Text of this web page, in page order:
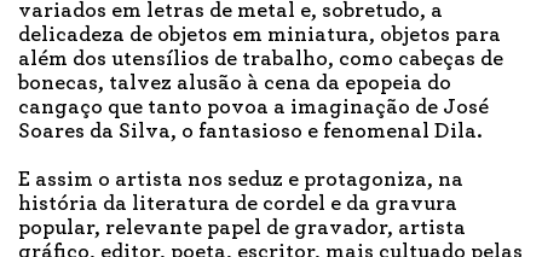
variados em letras de metal e, sobretudo, a
delicadeza de objetos em miniatura, objetos para
além dos utensílios de trabalho, como cabeças de
bonecas, talvez alusão à cena da epopeia do
cangaço que tanto povoa a imaginação de José
Soares da Silva, o fantasioso e fenomenal Dila.
E assim o artista nos seduz e protagoniza, na
história da literatura de cordel e da gravura
popular, relevante papel de gravador, artista
gráfico, editor, poeta, escritor, mais cultuado pelas